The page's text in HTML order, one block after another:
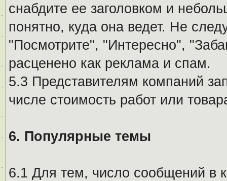
снабдите ее заголовком и
понятно, куда она ведет. Не
"Посмотрите", "Интересно",
расценено как реклама и спам.
5.3 Представителям компаний
числе стоимость работ или
6. Популярные темы
6.1 Для тем, число сообщений в